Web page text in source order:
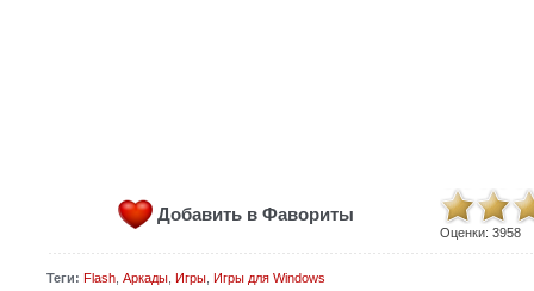
Добавить в Фавориты
Оценки: 3958
Теги: Flash, Аркады, Игры, Игры для Windows